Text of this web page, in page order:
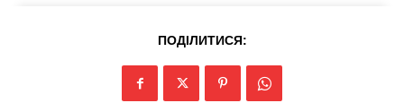
ПОДІЛИТИСЯ: